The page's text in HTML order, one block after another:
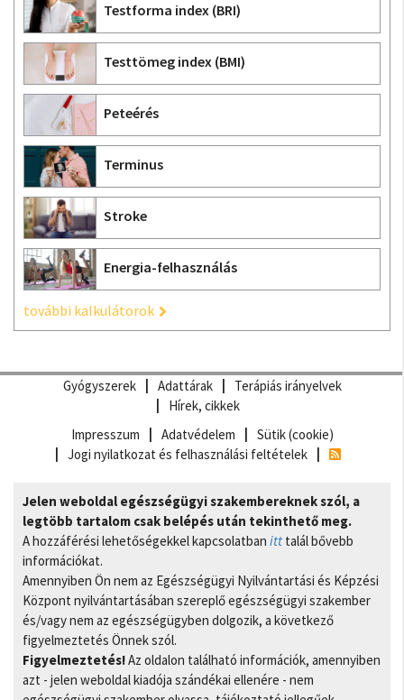
Testforma index (BRI)
Testtömeg index (BMI)
Peteérés
Terminus
Stroke
Energia-felhasználás
további kalkulátorok
Gyógyszerek Adattárak
Terápiás irányelvek
Hírek, cikkek
Impresszum
Adatvédelem
Sütik (cookie)
Jogi nyilatkozat és felhasználási feltételek
Jelen weboldal egészségügyi szakembereknek szól, a
legtöbb tartalom csak belépés után tekinthető meg.
A hozzáférési lehetőségekkel kapcsolatban itt talál bővebb
információkat.
Amennyiben Ön nem az Egészségügyi Nyilvántartási és Képzési
Központ nyilvántartásában szereplő egészségügyi szakember
és/vagy nem az egészségügyben dolgozik, a következő
figyelmeztetés Önnek szól.
Figyelmeztetés!Az oldalon található információk, amennyiben
azt - jelen weboldal kiadója szándékai ellenére - nem